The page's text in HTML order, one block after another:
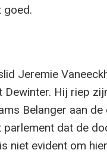
goed.
Jeremie
Hij riep
Belanger aan
dat de
niet evident om